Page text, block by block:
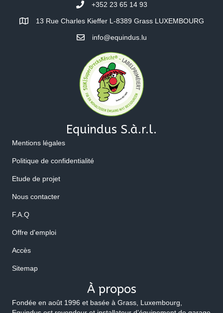
+352 23 65 14 93
13 Rue Charles Kieffer L-8389 Grass LUXEMBOURG
info@equindus.lu
Equindus S.à.r.l.
Mentions légales
Politique de confidentialité
Etude de projet
Nous contacter
F.A.Q
Offre d'emploi
Accès
Sitemap
À propos
Fondée en août 1996 et basée à Grass, Luxembourg,